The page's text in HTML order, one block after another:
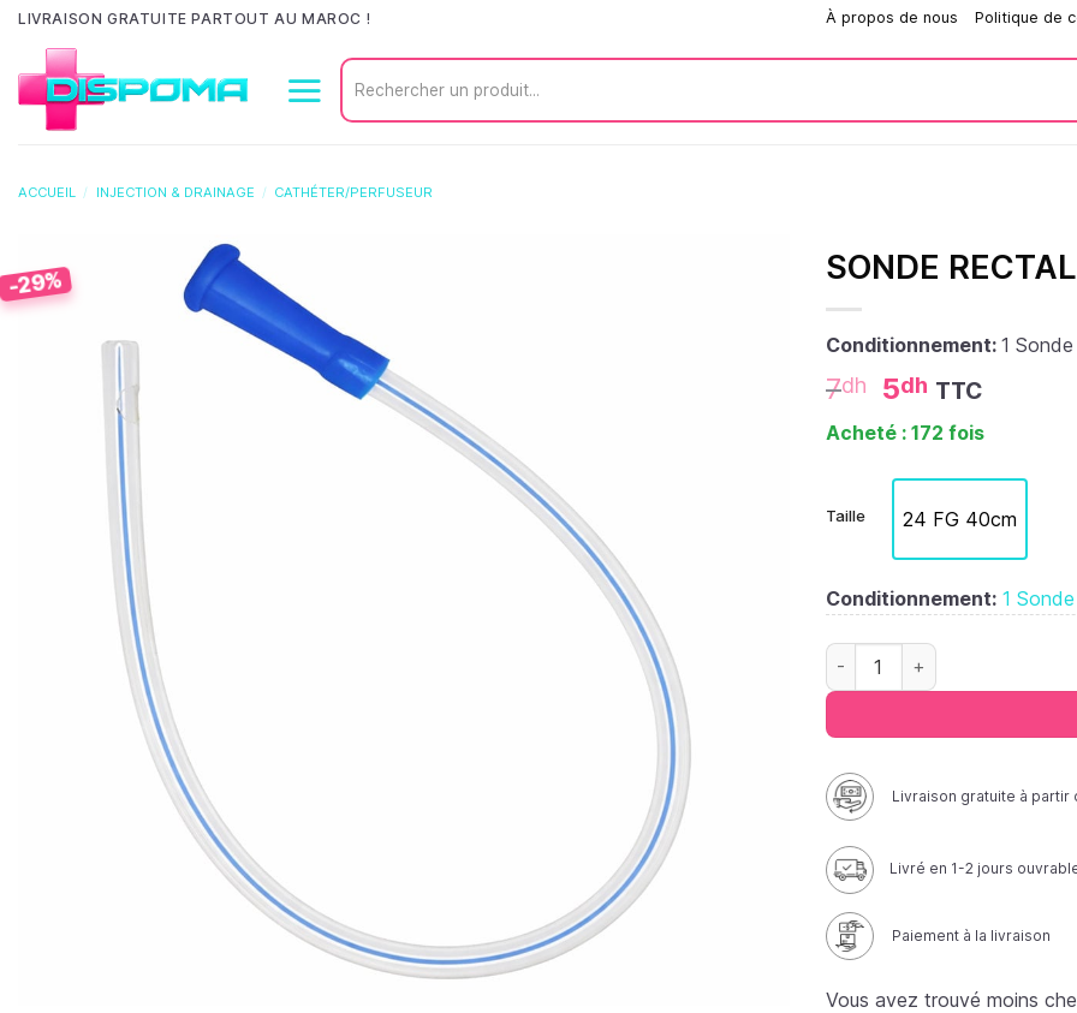
Passer
contenu
LIVRAISON GRATUITE PARTOUT AU MAROC ! À propos de nous Politique de
Recherche
pour :
ACCUEIL / INJECTION & DRAINAGE / CATHÉTER/PERFUSEUR
-29% SONDE
Conditionnement: 1 Sonde
7dh 5dh TTC
Acheté : 172 fois
Taille 24 FG 40cm
Conditionnement: 1 Sonde
quantité de Sonde rectale
Livraison gratuite à partir
Livré en 1-2 jours
Paiement à la livraison
Vous avez trouvé moins